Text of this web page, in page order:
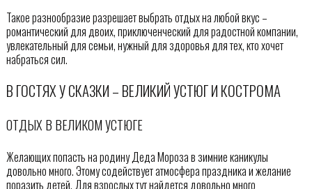
Такое разнообразие разрешает выбрать отдых на любой вкус –
романтический для двоих, приключенческий для радостной компании,
увлекательный для семьи, нужный для здоровья для тех, кто хочет
набраться сил.
В ГОСТЯХ У СКАЗКИ – ВЕЛИКИЙ УСТЮГ И КОСТРОМА
ОТДЫХ В ВЕЛИКОМ УСТЮГЕ
Желающих попасть на родину Деда Мороза в зимние каникулы
довольно много. Этому содействует атмосфера праздника и желание
поразить детей. Для взрослых тут найдется довольно много